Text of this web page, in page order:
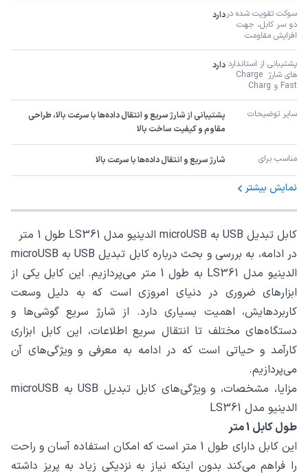
سوکت تقویت شده در
افزایش مقاومت
دارد
پشتیبانی از استاندارد
های شارژ Charge
Fast و Charg
دارد
سایر توضیحات
مقاوم و کیفیت ساخت بالا
مناسب برای شارژ سریع و انتقال داده‌ها با سرعت بالا
نمایش بیشتر
کابل تبدیل USB به microUSB الدینیو مدل LS361 طول 1 متر
در ادامه، به بررسی و بحث درباره کابل تبدیل USB به microUSB
الدینیو مدل LS361 به طول 1 متر می‌پردازیم. این کابل یکی از
ابزارهای ضروری در دنیای امروزی است که به دلیل وسعت
کاربردهایش، اهمیت بسیاری دارد. از شارژ سریع گوشی‌ها و
دستگاه‌های مختلف تا انتقال سریع اطلاعات، این کابل ابزاری
کارآمد و حیاتی است که در ادامه به معرفی و ویژگی‌های آن
می‌پردازیم.
مزایا، مشخصات، و ویژگی‌های کابل تبدیل USB به microUSB
الدینیو مدل LS361
طول کابل 1 متر
این کابل دارای طول 1 متر است که امکان استفاده آسان و راحت
را فراهم می‌کند بدون اینکه نیاز به نزدیکی زیاد به پریز داشته